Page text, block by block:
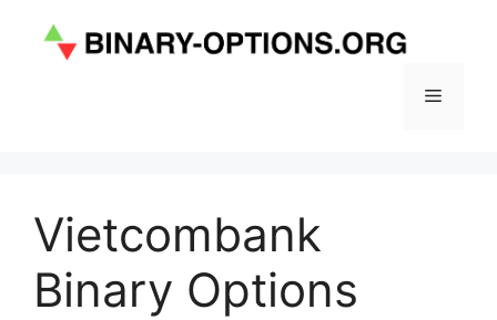
Menu
Vietcombank
Binary Options